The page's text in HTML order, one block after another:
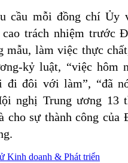
cầu mỗi đồng chí Ủy
trách nhiệm trước
mẫu, làm việc thực
kỷ luật, “việc hôm
đi đôi với làm”, “đã
nghị Trung ương 13
cho sự thành công của
Kinh doanh & Phát triển